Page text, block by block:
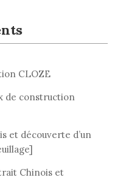
CLOZE
de construction
et découverte d’un
Chinois et